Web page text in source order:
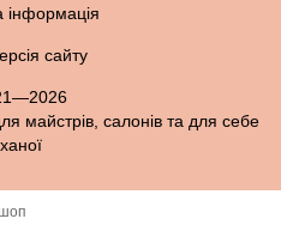
інформація
сайту
майстрів, салонів та для себе